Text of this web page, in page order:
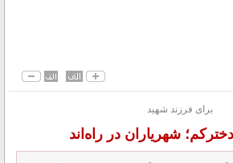
برای فرزند شهید
شهریاران در راه‌اند